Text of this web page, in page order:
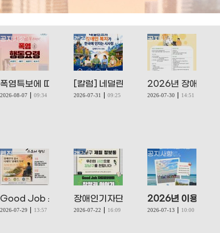
공지사항
폭염특보에 따른 행동요령 안내
2026-08-07 | 09:34
갤러리
[칼럼] 네덜란드의 장애인복지가 한국
2026-07-31 | 09:25
공지사항
2026년 장애인 자
2026-07-30 | 14:51
웹진
Good Job 스토리웹진 VOL.140
2026-07-29 | 13:57
갤러리
장애인기자단_투표소·참정권 알아보기
2026-07-22 | 16:09
공지사항
2026년 이용자 나
2026-07-13 | 10:00